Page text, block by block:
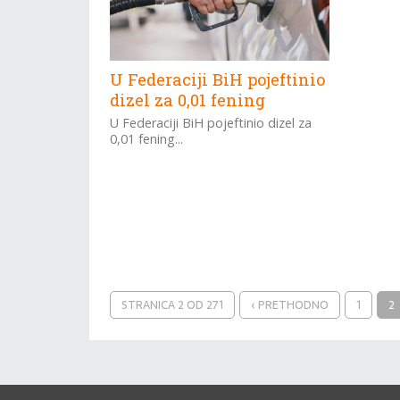
U Federaciji BiH pojeftinio
dizel za 0,01 fening
U Federaciji BiH pojeftinio dizel za
0,01 fening...
STRANICA 2 OD 271 ‹ PRETHODNO 1 2